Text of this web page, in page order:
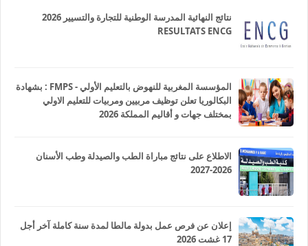
نتائج النهائية المدرسة الوطنية للتجارة والتسيير 2026
RESULTATS ENCG
المؤسسة المغربية للنهوض بالتعليم الأولي - FMPS : بشهادة
البكالوريا تعلن توظيف مربيين ومربيات للتعليم الاولي
بمختلف جهات و أقاليم المملكة 2026
الاطلاع على نتائج مباراة الطب والصيدلة وطب الأسنان
2026-2027
إعلان عن فرص عمل بدولة مالطا لمدة سنة كاملة آخر أجل
17 غشت 2026